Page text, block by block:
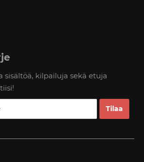
sisältöä, kilpailuja sekä etuja